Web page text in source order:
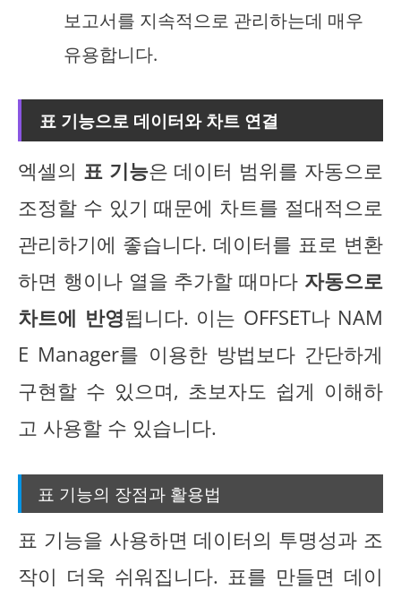
보고서를 지속적으로 관리하는데 매우
유용합니다.
표 기능으로 데이터와 차트 연결
엑셀의 표 기능은 데이터 범위를 자동으로
조정할 수 있기 때문에 차트를 절대적으로
관리하기에 좋습니다. 데이터를 표로 변환
하면 행이나 열을 추가할 때마다 자동으로
차트에 반영됩니다. 이는 OFFSET나 NAM
E Manager를 이용한 방법보다 간단하게
구현할 수 있으며, 초보자도 쉽게 이해하
고 사용할 수 있습니다.
표 기능의 장점과 활용법
표 기능을 사용하면 데이터의 투명성과 조
작이 더욱 쉬워집니다. 표를 만들면 데이